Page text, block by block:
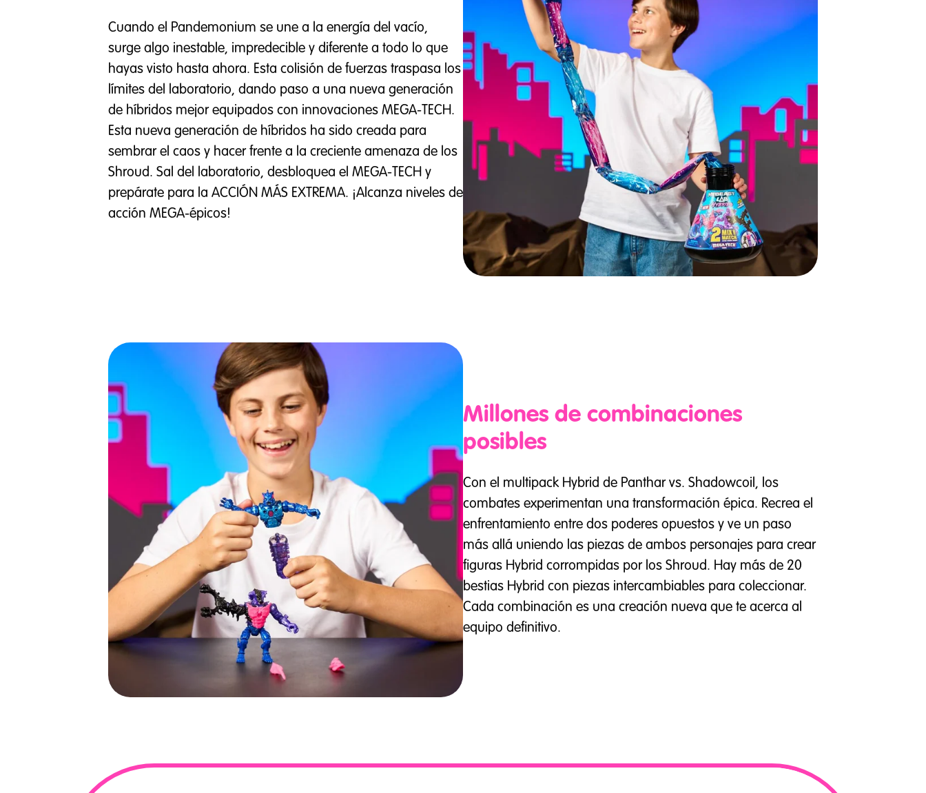
Cuando el Pandemonium se une a la energía del vacío,
surge algo inestable, impredecible y diferente a todo lo que
hayas visto hasta ahora. Esta colisión de fuerzas traspasa los
límites del laboratorio, dando paso a una nueva generación
de híbridos mejor equipados con innovaciones MEGA-TECH.
Esta nueva generación de híbridos ha sido creada para
sembrar el caos y hacer frente a la creciente amenaza de los
Shroud. Sal del laboratorio, desbloquea el MEGA-TECH y
prepárate para la ACCIÓN MÁS EXTREMA. ¡Alcanza niveles de
acción MEGA-épicos!
Millones de combinaciones
posibles
Con el multipack Hybrid de Panthar vs. Shadowcoil, los
combates experimentan una transformación épica. Recrea el
enfrentamiento entre dos poderes opuestos y ve un paso
más allá uniendo las piezas de ambos personajes para crear
figuras Hybrid corrompidas por los Shroud. Hay más de 20
bestias Hybrid con piezas intercambiables para coleccionar.
Cada combinación es una creación nueva que te acerca al
equipo definitivo.